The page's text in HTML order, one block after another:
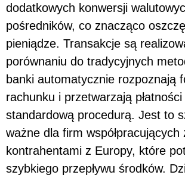
dodatkowych konwersji
pośredników, co znacząco
pieniądze. Transakcje są
porównaniu do tradycyjnych
banki automatycznie rozpoznają
rachunku i przetwarzają
standardową procedurą. Jest to
ważne dla firm współpracujących
kontrahentami z Europy, które
szybkiego przepływu środków.